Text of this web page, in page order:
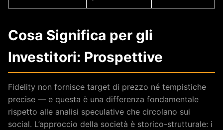
Cosa Significa per gli
Investitori: Prospettive
Fidelity non fornisce target di prezzo né tempistiche
precise — e questa è una differenza fondamentale
rispetto alle analisi speculative che circolano sui
social. L’approccio della società è storico-strutturale: i